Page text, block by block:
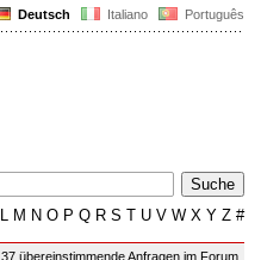
Deutsch Italiano Português
L M N O P Q R S T U V W X Y Z #
37 übereinstimmende Anfragen im Forum